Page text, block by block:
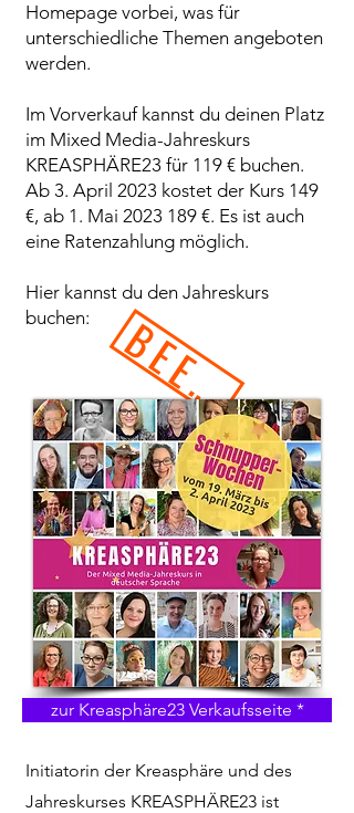
Homepage vorbei, was für
unterschiedliche Themen angeboten
werden.
Im Vorverkauf kannst du deinen Platz
im Mixed Media-Jahreskurs
KREASPHÄRE23 für 119 € buchen.
Ab 3. April 2023 kostet der Kurs 149
€, ab 1. Mai 2023 189 €. Es ist auch
eine Ratenzahlung möglich.
Hier kannst du den Jahreskurs
buchen:
BEENDET
zur Kreasphäre23 Verkaufsseite *
Initiatorin der Kreasphäre und des
Jahreskurses KREASPHÄRE23 ist